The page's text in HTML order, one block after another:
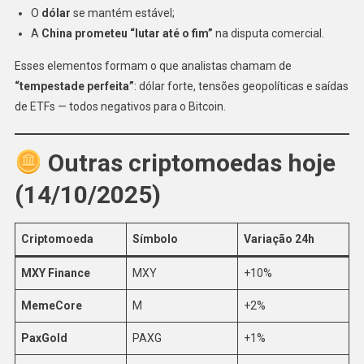
O dólar se mantém estável;
A China prometeu “lutar até o fim” na disputa comercial.
Esses elementos formam o que analistas chamam de
“tempestade perfeita”: dólar forte, tensões geopolíticas e saídas
de ETFs — todos negativos para o Bitcoin.
Outras criptomoedas hoje
(14/10/2025)
Criptomoeda Símbolo Variação 24h
MXY Finance MXY +10%
MemeCore M +2%
PaxGold PAXG +1%